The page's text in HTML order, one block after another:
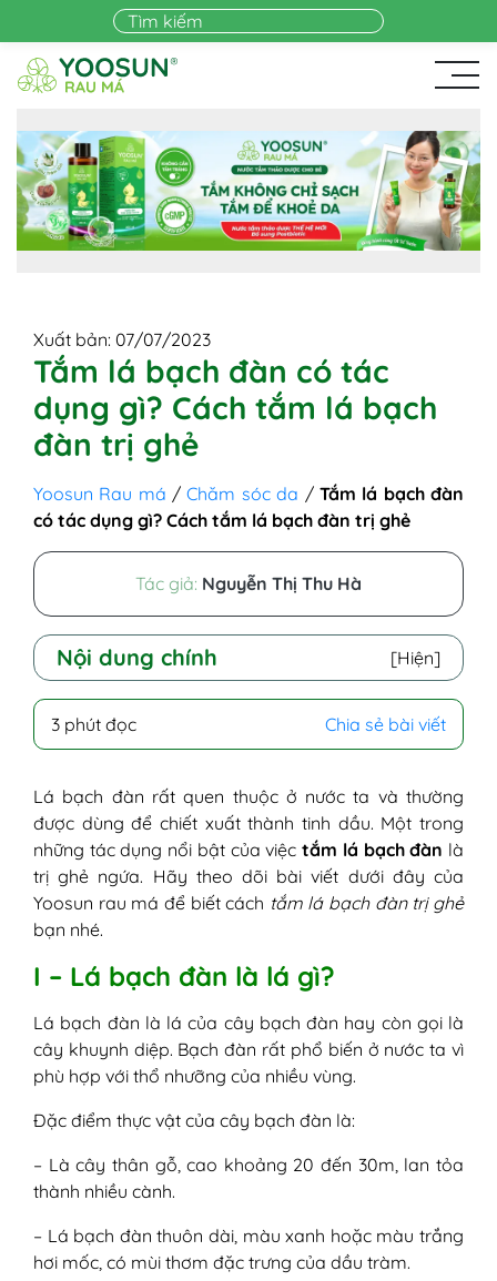
Skip to main content
Xuất bản: 07/07/2023
Tắm lá bạch đàn có tác
dụng gì? Cách tắm lá bạch
đàn trị ghẻ
Yoosun Rau má /Chăm sóc da / Tắm lá bạch đàn
có tác dụng gì? Cách tắm lá bạch đàn trị ghẻ
Tác giả: Nguyễn Thị Thu Hà
Nội dung chính [Hiện]
II - Tắm lá bạch đàn có tác dụng gì?
IV - Lưu ý khi tắm lá bạch đàn
3 phút đọc Chia sẻ bài viết
Lá bạch đàn rất quen thuộc ở nước ta và thường
được dùng để chiết xuất thành tinh dầu. Một trong
những tác dụng nổi bật của việctắm lá bạch đàn là
trị ghẻ ngứa. Hãy theo dõi bài viết dưới đây của
Yoosun rau má để biết cách tắm lá bạch đàn trị ghẻ
bạn nhé.
I – Lá bạch đàn là lá gì?
Lá bạch đàn là lá của cây bạch đàn hay còn gọi là
cây khuynh diệp. Bạch đàn rất phổ biến ở nước ta vì
phù hợp với thổ nhưỡng của nhiều vùng.
Đặc điểm thực vật của cây bạch đàn là:
– Là cây thân gỗ, cao khoảng 20 đến 30m, lan tỏa
thành nhiều cành.
– Lá bạch đàn thuôn dài, màu xanh hoặc màu trắng
hơi mốc, có mùi thơm đặc trưng của dầu tràm.